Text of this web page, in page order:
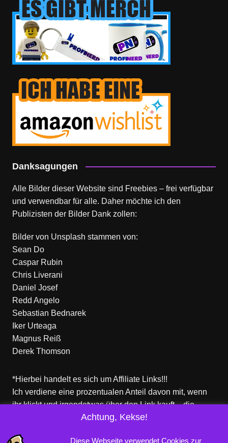
Danksagungen
Alle Bilder dieser Website sind Freebies – frei verfügbar
und verwendbar für alle. Daher möchte ich den
Publizisten der Bilder Dank zollen:
Bilder von Unsplash stammen von:
Sean Do
Caspar Rubin
Chris Liverani
Daniel Josef
Redd Angelo
Sebastian Bednarek
Iker Urteaga
Magnus Reiß
Derek Thomson
*Hierbei handelt es sich um Affiliate Links!!!
Ich verdiene eine prozentualen Anteil davon mit, wenn
ihr klickt und irgendetwas über den Link kauft – die
Produkte dort sind aber nicht von mir!
Achtung, Kekse!
Diese Webseite verwendet Cookies zur